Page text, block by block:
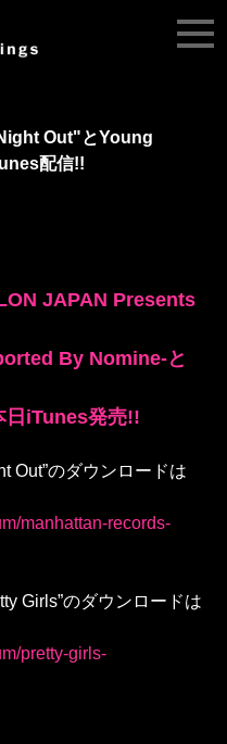
Out"とYoung
配信!!
JAPAN Presents
By Nomine-と
日iTunes発売!!
Out”のダウンロードは
manhattan-records-
Girls”のダウンロードは
pretty-girls-